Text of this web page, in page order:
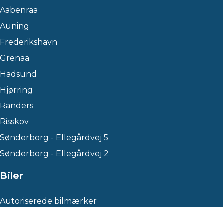
Aabenraa
Auning
Frederikshavn
Grenaa
Hadsund
Hjørring
Randers
Risskov
Sønderborg - Ellegårdvej 5
Sønderborg - Ellegårdvej 2
Biler
Autoriserede bilmærker